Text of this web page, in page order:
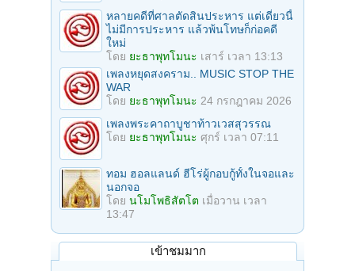
หลายคดีที่ศาลตัดสินประหาร แต่เดี๋ยวนี้
ไม่มีการประหาร แล้วพ้นโทษก็ก่อคดี
ใหม่
โดย ยะธาพุทโมนะ เสาร์ เวลา 13:13
เพลงหยุดสงคราม.. MUSIC STOP THE
WAR
โดย ยะธาพุทโมนะ 24 กรกฎาคม 2026
เพลงพระคาถาบูชาท้าวเวสสุวรรณ
โดย ยะธาพุทโมนะ ศุกร์ เวลา 07:11
ทอม ฮอลแลนด์ ฮีโร่ผู้กอบกู้ทั้งในจอและ
นอกจอ
โดย นโมโพธิสัตโต เมื่อวาน เวลา
13:47
เข้าชมมาก